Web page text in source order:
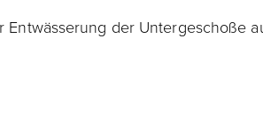
der Untergeschoße